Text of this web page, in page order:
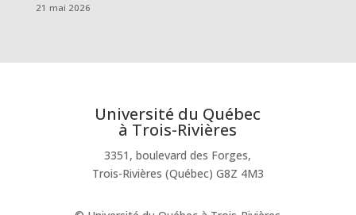
21 mai 2026
Université du Québec
à Trois-Rivières
3351, boulevard des Forges,
Trois-Rivières (Québec) G8Z 4M3